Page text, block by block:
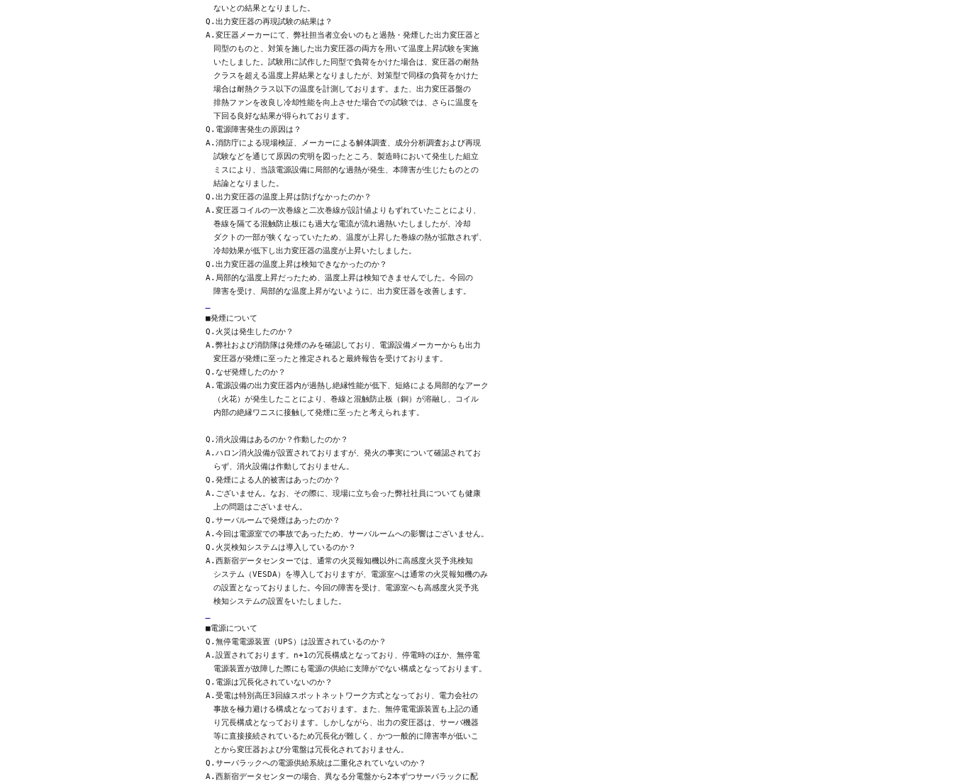
ないとの結果となりました。
Q.出力変圧器の再現試験の結果は？
A.変圧器メーカーにて、弊社担当者立会いのもと過熱・発煙した出力変圧器と
同型のものと、対策を施した出力変圧器の両方を用いて温度上昇試験を実施
いたしました。試験用に試作した同型で負荷をかけた場合は、変圧器の耐熱
クラスを超える温度上昇結果となりましたが、対策型で同様の負荷をかけた
場合は耐熱クラス以下の温度を計測しております。また、出力変圧器盤の
排熱ファンを改良し冷却性能を向上させた場合での試験では、さらに温度を
下回る良好な結果が得られております。
Q.電源障害発生の原因は？
A.消防庁による現場検証、メーカーによる解体調査、成分分析調査および再現
試験などを通じて原因の究明を図ったところ、製造時において発生した組立
ミスにより、当該電源設備に局部的な過熱が発生、本障害が生じたものとの
結論となりました。
Q.出力変圧器の温度上昇は防げなかったのか？
A.変圧器コイルの一次巻線と二次巻線が設計値よりもずれていたことにより、
巻線を隔てる混触防止板にも過大な電流が流れ過熱いたしましたが、冷却
ダクトの一部が狭くなっていたため、温度が上昇した巻線の熱が拡散されず、
冷却効果が低下し出力変圧器の温度が上昇いたしました。
Q.出力変圧器の温度上昇は検知できなかったのか？
A.局部的な温度上昇だったため、温度上昇は検知できませんでした。今回の
■発煙について
Q.火災は発生したのか？
A.弊社および消防隊は発煙のみを確認しており、電源設備メーカーからも出力
変圧器が発煙に至ったと推定されると最終報告を受けております。
Q.なぜ発煙したのか？
A.電源設備の出力変圧器内が過熱し絶縁性能が低下、短絡による局部的なアーク
（火花）が発生したことにより、巻線と混触防止板（銅）が溶融し、コイル
内部の絶縁ワニスに接触して発煙に至ったと考えられます。
Q.消火設備はあるのか？作動したのか？
A.ハロン消火設備が設置されておりますが、発火の事実について確認されてお
らず、消火設備は作動しておりません。
Q.発煙による人的被害はあったのか？
A.ございません。なお、その際に、現場に立ち会った弊社社員についても健康
上の問題はございません。
Q.サーバルームで発煙はあったのか？
A.今回は電源室での事故であったため、サーバルームへの影響はございません。
Q.火災検知システムは導入しているのか？
A.西新宿データセンターでは、通常の火災報知機以外に高感度火災予兆検知
システム（VESDA）を導入しておりますが、電源室へは通常の火災報知機のみ
の設置となっておりました。今回の障害を受け、電源室へも高感度火災予兆
■電源について
Q.無停電電源装置（UPS）は設置されているのか？
A.設置されております。n+1の冗長構成となっており、停電時のほか、無停電
電源装置が故障した際にも電源の供給に支障がでない構成となっております。
Q.電源は冗長化されていないのか？
A.受電は特別高圧3回線スポットネットワーク方式となっており、電力会社の
事故を極力避ける構成となっております。また、無停電電源装置も上記の通
り冗長構成となっております。しかしながら、出力の変圧器は、サーバ機器
等に直接接続されているため冗長化が難しく、かつ一般的に障害率が低いこ
とから変圧器および分電盤は冗長化されておりません。
Q.サーバラックへの電源供給系統は二重化されていないのか？
A.西新宿データセンターの場合、異なる分電盤から2本ずつサーバラックに配